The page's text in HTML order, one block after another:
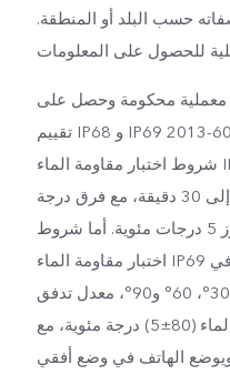
حسب البلد أو المنطقة.
محكومة وحصل على
تقييم IP68 و IP69 طبقًا للمعيار الدولي 60529-2013 IEC .
شروط اختبار مقاومة الماء IP68 تتضمن الغمر في ماء عذب
حتى عمق 1.5 متر لمدة تصل إلى 30 دقيقة، مع فرق درجة
الحرارة بين الماء والجهاز لا يتجاوز 5 درجات مئوية. أما شروط
اختبار مقاومة الماء IP69 فتشمل سرعة دوران (5±1) دورة في
الدقيقة، زوايا الرشاش 0°، 30°، 60° و90°، معدل تدفق
(15±1) لتر/دقيقة، ودرجة حرارة الماء (80±5) درجة مئوية، مع
وضعية ويوضع الهاتف في وضع أفقي